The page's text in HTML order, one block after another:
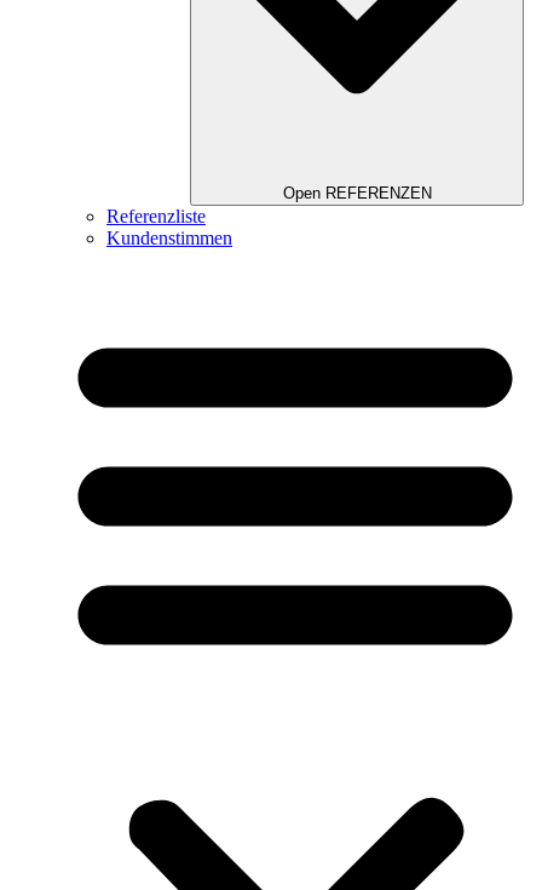
Open REFERENZEN
Referenzliste
Kundenstimmen